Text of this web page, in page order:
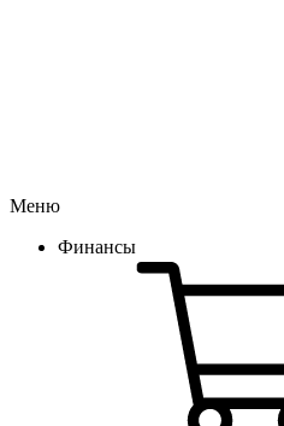
Меню
Финансы